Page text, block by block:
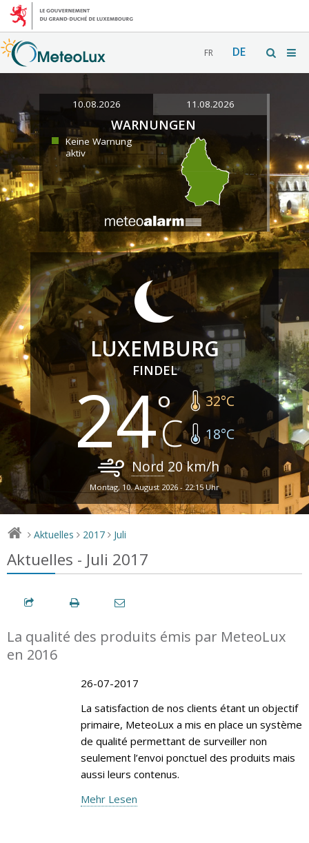
FR DE
10.08.2026 11.08.2026
WARNUNGEN
Keine Warnung
aktiv
LUXEMBURG
FINDEL
24 32°C
18°C
Nord 20km/h
Montag, 10. August 2026 - 22:15 Uhr
> Aktuelles > 2017 > Juli
Aktuelles - Juli 2017
La qualité des produits émis par MeteoLux
en 2016
26-07-2017
La satisfaction de nos clients étant un objectif
primaire, MeteoLux a mis en place un système
de qualité permettant de surveiller non
seulement l’envoi ponctuel des produits mais
aussi leurs contenus.
Mehr Lesen